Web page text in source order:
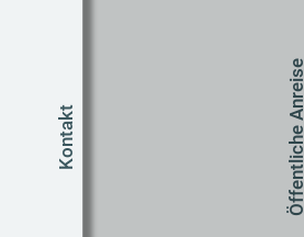
Kontakt Öffentliche Anreise